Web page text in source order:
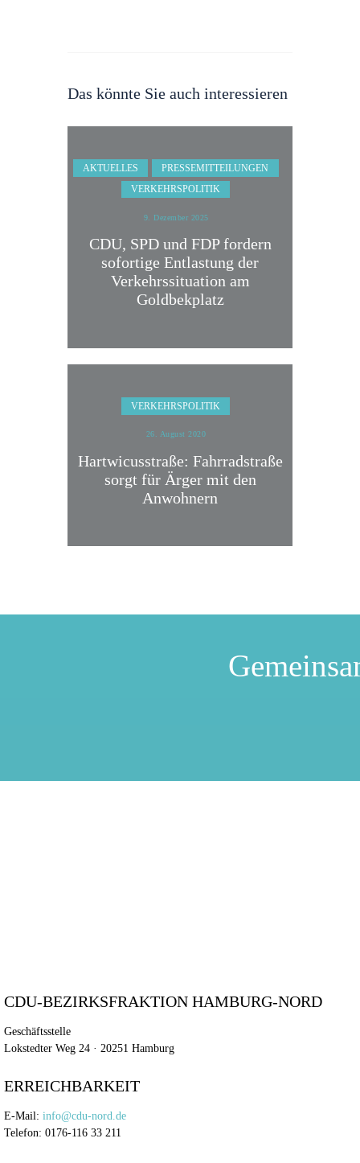
Das könnte Sie auch interessieren
AKTUELLES
PRESSEMITTEILUNGEN
VERKEHRSPOLITIK
9. Dezember 2025
CDU, SPD und FDP fordern
sofortige Entlastung der
Verkehrssituation am
Goldbekplatz
VERKEHRSPOLITIK
26. August 2020
Hartwicusstraße: Fahrradstraße
sorgt für Ärger mit den
Anwohnern
CDU-BEZIRKSFRAKTION HAMBURG-NORD
Geschäftsstelle
Lokstedter Weg 24 · 20251 Hamburg
ERREICHBARKEIT
E-Mail: info@cdu-nord.de
Telefon: 0176-116 33 211